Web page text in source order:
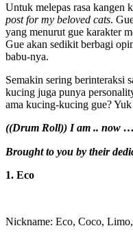
Untuk melepas rasa kangen
post for my beloved cats.
yang menurut gue karakter
Gue akan sedikit berbagi
babu-nya.
Semakin sering berinteraksi
kucing juga punya
ama kucing-kucing gue?
((Drum Roll)) I am .. now
Brought to you by their
1. Eco
Nickname: Eco, Coco,